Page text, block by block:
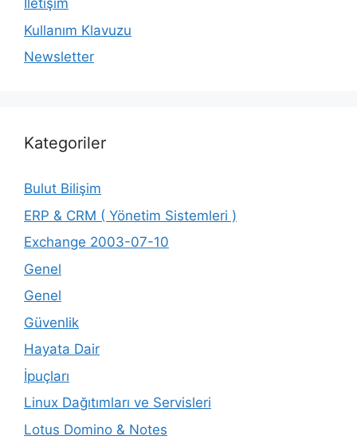
İletişim
Kullanım Klavuzu
Newsletter
Kategoriler
Bulut Bilişim
ERP & CRM ( Yönetim Sistemleri )
Exchange 2003-07-10
Genel
Genel
Güvenlik
Hayata Dair
İpuçları
Linux Dağıtımları ve Servisleri
Lotus Domino & Notes